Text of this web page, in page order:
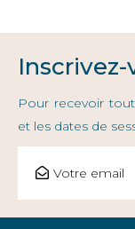
Inscrivez-
Pour recevoir
et les dates de